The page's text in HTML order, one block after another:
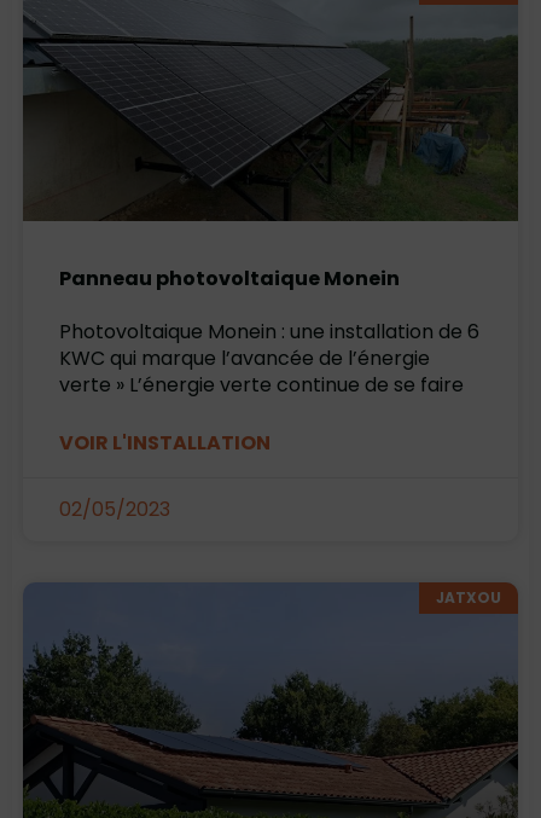
Panneau photovoltaique Monein
Photovoltaique Monein : une installation de 6
KWC qui marque l’avancée de l’énergie
verte » L’énergie verte continue de se faire
VOIR L'INSTALLATION
02/05/2023
JATXOU